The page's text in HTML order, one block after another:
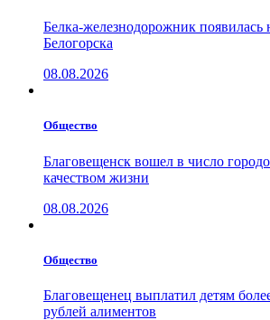
Белка-железнодорожник появилась
Белогорска
08.08.2026
Общество
Благовещенск вошел в число
качеством жизни
08.08.2026
Общество
Благовещенец выплатил детям
рублей алиментов